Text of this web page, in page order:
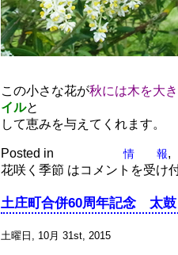
この小さな花が秋には木を大
イルと
して恵みを与えてくれます。
Posted in 情 報,
花咲く季節 はコメントを受け
土庄町合併60周年記念 太鼓
土曜日, 10月 31st, 2015